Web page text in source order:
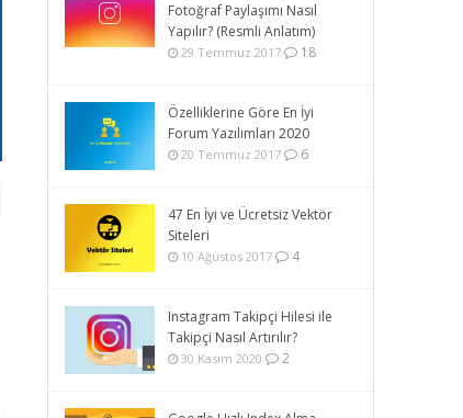
Fotoğraf Paylaşımı Nasıl
Yapılır? (Resmli Anlatım)
29 Temmuz 2017 18
Özelliklerine Göre En İyi
Forum Yazılımları 2020
20 Temmuz 2017 6
47 En İyi ve Ücretsiz Vektör
Siteleri
10 Ağustos 2017 4
Instagram Takipçi Hilesi ile
Takipçi Nasıl Artırılır?
30 Kasım 2020 2